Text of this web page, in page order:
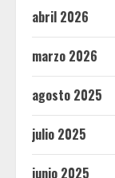
abril 2026
marzo 2026
agosto 2025
julio 2025
junio 2025